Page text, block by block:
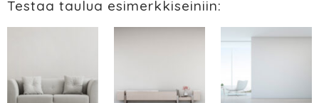
Testaa taulua esimerkkiseiniin: